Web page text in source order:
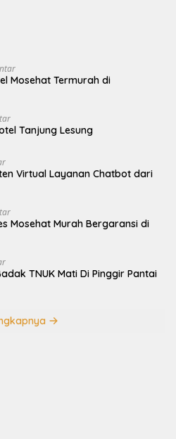
Mosehat Termurah di
Tanjung Lesung
Virtual Layanan Chatbot dari
Mosehat Murah Bergaransi di
TNUK Mati Di Pinggir Pantai